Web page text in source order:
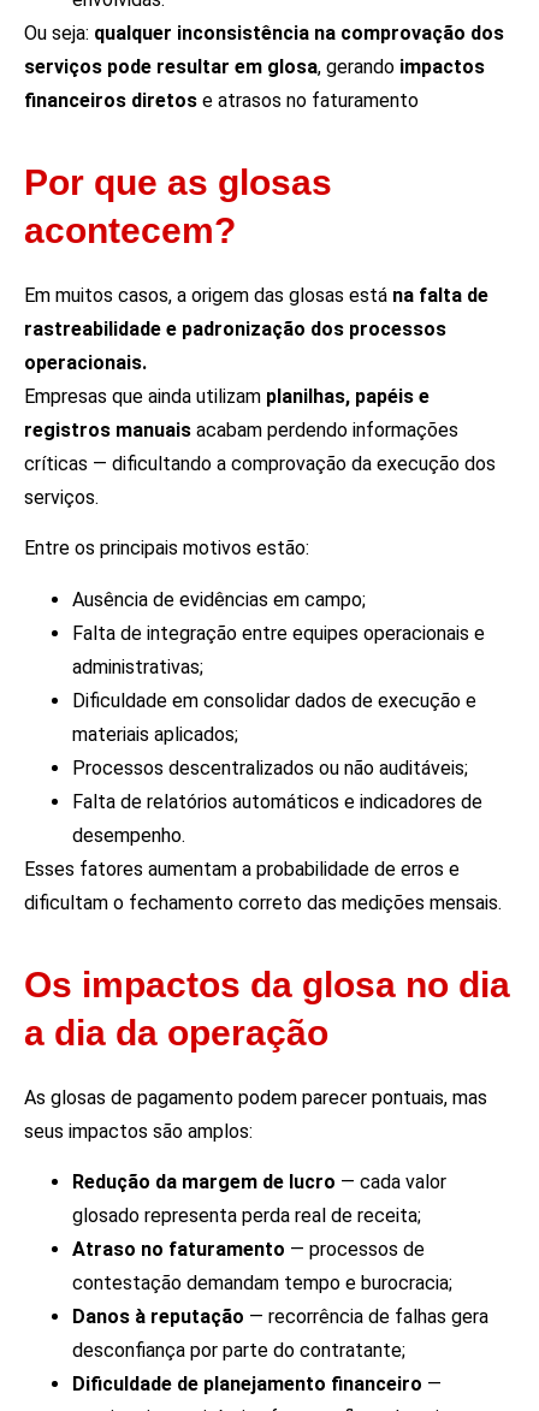
Ou seja: qualquer inconsistência na comprovação dos
serviços pode resultar em glosa, gerando impactos
financeiros diretos e atrasos no faturamento
Por que as glosas
acontecem?
Em muitos casos, a origem das glosas está na falta de
rastreabilidade e padronização dos processos
operacionais.
Empresas que ainda utilizam planilhas, papéis e
registros manuais acabam perdendo informações
críticas — dificultando a comprovação da execução dos
serviços.
Entre os principais motivos estão:
Ausência de evidências em campo;
Falta de integração entre equipes operacionais e
administrativas;
Dificuldade em consolidar dados de execução e
materiais aplicados;
Processos descentralizados ou não auditáveis;
Falta de relatórios automáticos e indicadores de
desempenho.
Esses fatores aumentam a probabilidade de erros e
dificultam o fechamento correto das medições mensais.
Os impactos da glosa no dia
a dia da operação
As glosas de pagamento podem parecer pontuais, mas
seus impactos são amplos:
Redução da margem de lucro — cada valor
glosado representa perda real de receita;
Atraso no faturamento — processos de
contestação demandam tempo e burocracia;
Danos à reputação — recorrência de falhas gera
desconfiança por parte do contratante;
Dificuldade de planejamento financeiro —